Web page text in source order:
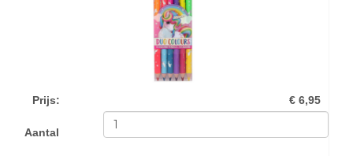
Prijs: € 6,95
Aantal